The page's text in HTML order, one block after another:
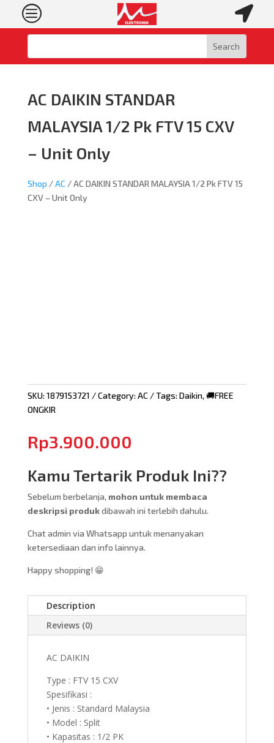
c 
AC DAIKIN STANDAR
MALAYSIA 1/2 Pk FTV 15 CXV
– Unit Only
Shop /AC / AC DAIKIN STANDAR MALAYSIA 1/2 Pk FTV 15
CXV – Unit Only
SKU: 1879153721 Category: AC Tags: Daikin, 🚚FREE
ONGKIR
Rp3.900.000
Kamu Tertarik Produk Ini??
Sebelum berbelanja, mohon untuk membaca
deskripsi produkdibawah ini terlebih dahulu.
Chat admin via Whatsapp untuk menanyakan
ketersediaan dan info lainnya.
Happy shopping! 😁
Description
Reviews (0)
AC DAIKIN
Type : FTV 15 CXV
Spesifikasi :
• Jenis : Standard Malaysia
• Model : Split
• Kapasitas : 1/2 PK